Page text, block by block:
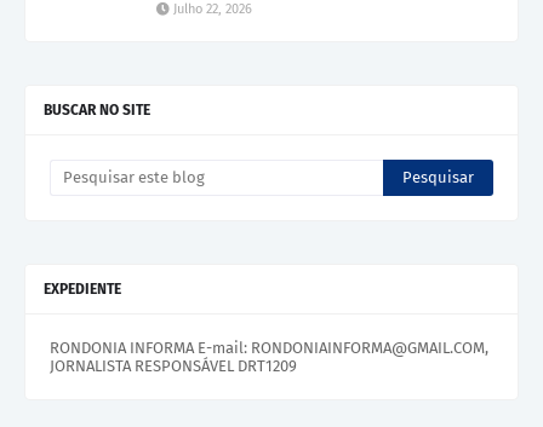
Julho 22, 2026
BUSCAR NO SITE
EXPEDIENTE
RONDONIA INFORMA E-mail: RONDONIAINFORMA@GMAIL.COM,
JORNALISTA RESPONSÁVEL DRT1209